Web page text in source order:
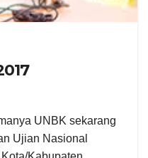
UNBK sekarang
Ujian Nasional